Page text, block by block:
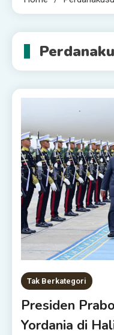
Tak Berkategori
Presiden
Yordania di